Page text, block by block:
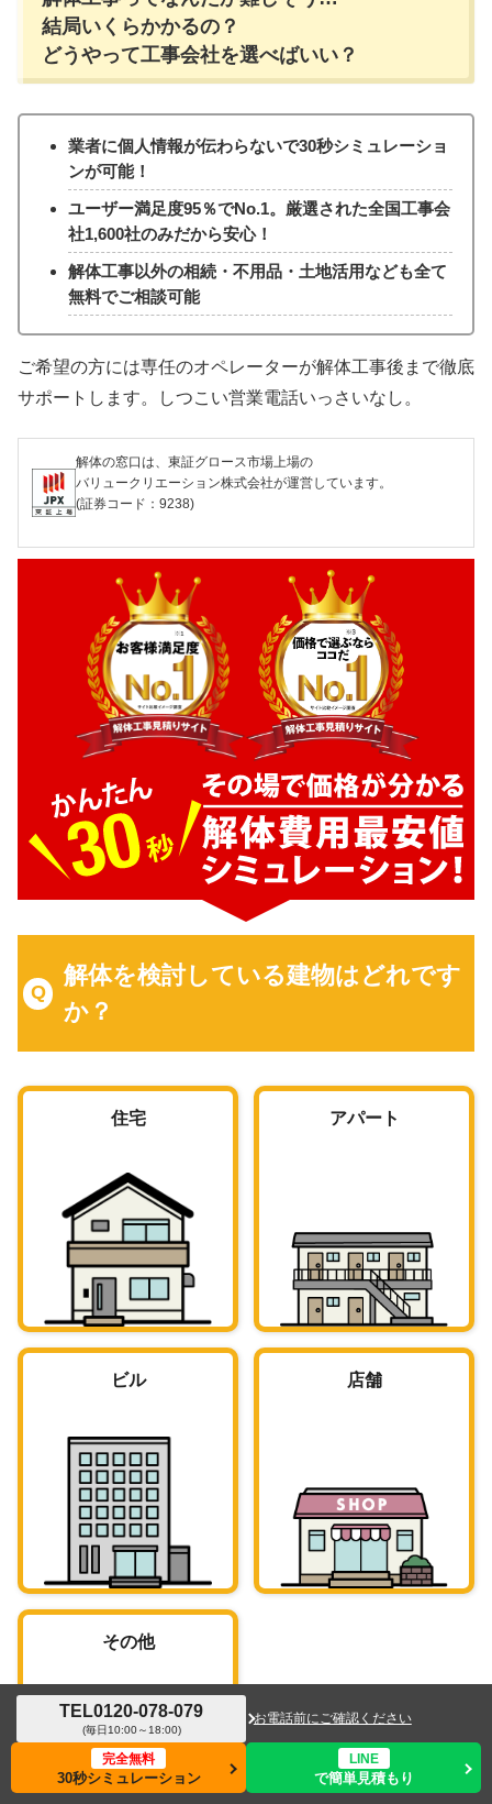
結局いくらかかるの？
どうやって工事会社を選べばいい？
業者に個人情報が伝わらないで30秒シミュレーショ
ンが可能！
ユーザー満足度95％でNo.1。厳選された全国工事会
社1,600社のみだから安心！
解体工事以外の相続・不用品・土地活用なども全て
無料でご相談可能
ご希望の方には専任のオペレーターが解体工事後まで徹底
サポートします。しつこい営業電話いっさいなし。
解体の窓口は、東証グロース市場上場の
バリュークリエーション株式会社が運営しています。
(証券コード：9238)
解体を検討している建物はどれです
か？
住宅 アパート
ビル 店舗
その他
TEL0120-078-079
(毎日10:00～18:00)
お電話前にご確認ください
完全無料
30秒シミュレーション
LINE
で簡単見積もり
ホーム 検索 トップ